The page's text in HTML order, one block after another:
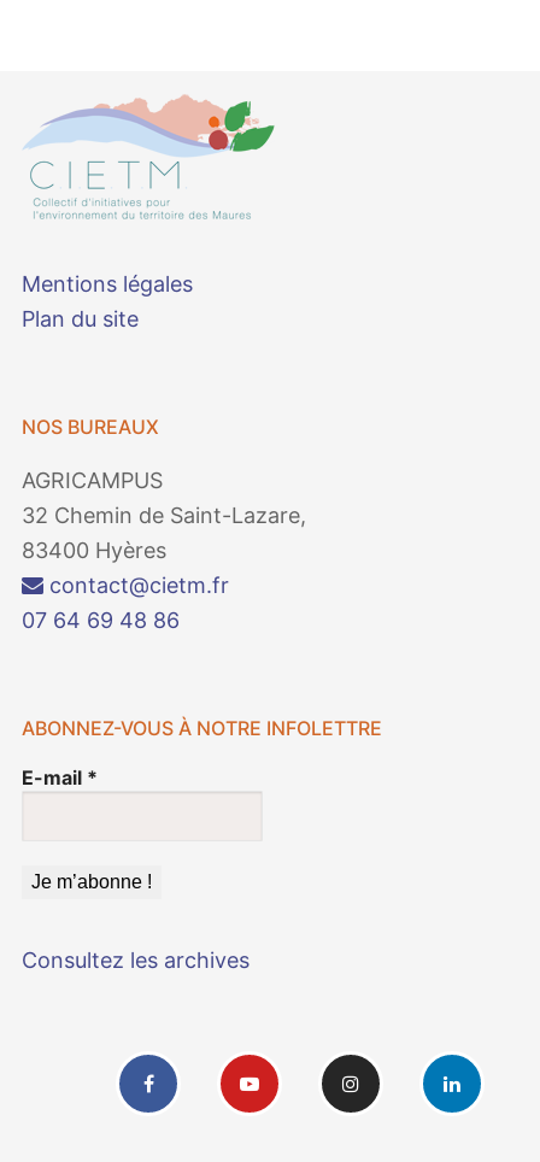
Mentions légales
Plan du site
NOS BUREAUX
AGRICAMPUS
32 Chemin de Saint-Lazare,
83400 Hyères
contact@cietm.fr
07 64 69 48 86
ABONNEZ-VOUS À NOTRE INFOLETTRE
E-mail *
Consultez les archives